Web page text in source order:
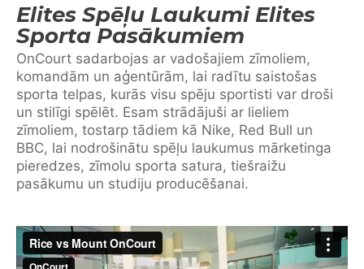
Elites Spēļu Laukumi Elites
Sporta Pasākumiem
OnCourt sadarbojas ar vadošajiem zīmoliem,
komandām un aģentūrām, lai radītu saistošas
sporta telpas, kurās visu spēju sportisti var droši
un stilīgi spēlēt. Esam strādājuši ar lieliem
zīmoliem, tostarp tādiem kā Nike, Red Bull un
BBC, lai nodrošinātu spēļu laukumus mārketinga
pieredzes, zīmolu sporta satura, tiešraižu
pasākumu un studiju producēšanai.